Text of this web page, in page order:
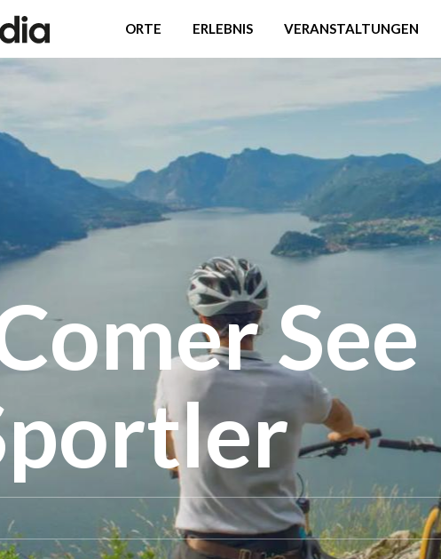
ORTE ERLEBNIS VERANSTALTUNGEN
See